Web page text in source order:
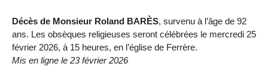
Décès de Monsieur Roland BARÈS, survenu à l’âge de 92
ans. Les obsèques religieuses seront célébrées le mercredi 25
février 2026, à 15 heures, en l’église de Ferrère.
Mis en ligne le 23 février 2026